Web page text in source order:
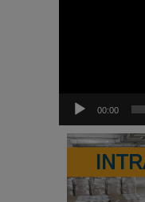
00:00